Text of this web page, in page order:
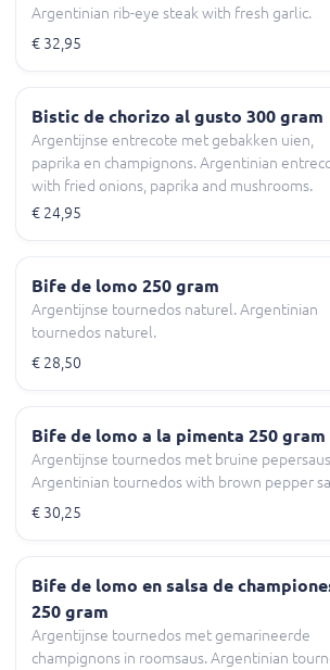
Argentinian rib-eye steak with fresh garlic.
€ 32,95
Bistic de chorizo al gusto 300 gram
Argentijnse entrecote met gebakken uien,
paprika en champignons. Argentinian
with fried onions, paprika and mushrooms.
€ 24,95
Bife de lomo 250 gram
Argentijnse tournedos naturel. Argentinian
tournedos naturel.
€ 28,50
Bife de lomo a la pimenta 250 gram
Argentijnse tournedos met bruine
Argentinian tournedos with brown pepper
€ 30,25
Bife de lomo en salsa de
250 gram
Argentijnse tournedos met gemarineerde
champignons in roomsaus. Argentinian